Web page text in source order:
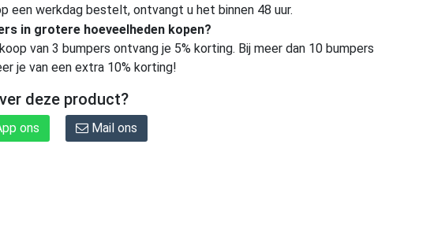
een werkdag bestelt, ontvangt u het binnen 48 uur.
in grotere hoeveelheden kopen?
van 3 bumpers ontvang je 5% korting. Bij meer dan 10 bumpers
je van een extra 10% korting!
deze product?
ons Mail ons